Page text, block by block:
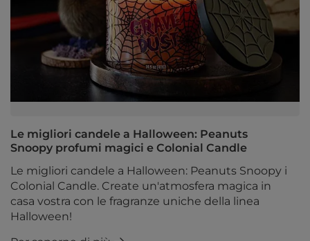
Le migliori candele a Halloween: Peanuts
Snoopy profumi magici e Colonial Candle
Le migliori candele a Halloween: Peanuts Snoopy i
Colonial Candle. Create un'atmosfera magica in
casa vostra con le fragranze uniche della linea
Halloween!